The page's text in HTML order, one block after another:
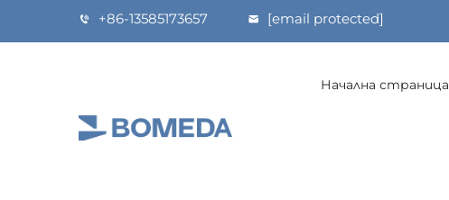
+86-13585173657 [email protected]
Начална страница